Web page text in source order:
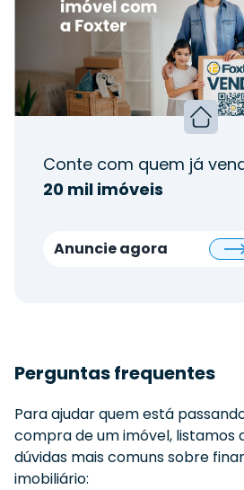
Conte com quem já
20 mil imóveis
Anuncie agora
Perguntas frequentes
Para ajudar quem está
compra de um imóvel, listamos
dúvidas mais comuns sobre
imobiliário: